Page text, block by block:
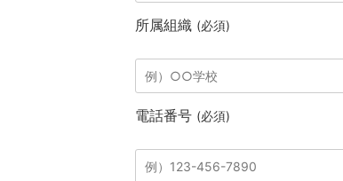
所属組織 (必須)
電話番号 (必須)